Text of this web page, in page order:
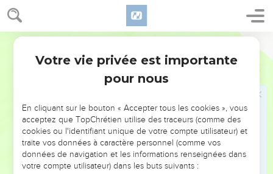
Galates 5
nature humaine. Ils sont opposés entre eux, de sorte que
vous ne pouvez pas faire ce que vous voudriez.
pas sous la loi.
Les œuvres de la nature humaine sont évidentes : ce sont
l'idolâtrie, la magie, les haines, les querelles, les jalousies,
les colères, les rivalités, les divisions, les sectes,
l'envie, [les meurtres, ] l'ivrognerie, les excès de table et
les choses semblables. Je vous préviens, comme je l'ai déjà
Votre vie privée est importante
pour nous
En cliquant sur le bouton « Accepter tous les cookies », vous
acceptez que TopChrétien utilise des traceurs (comme des
cookies ou l'identifiant unique de votre compte utilisateur) et
traite vos données à caractère personnel (comme vos
données de navigation et les informations renseignées dans
votre compte utilisateur) dans les buts suivants :